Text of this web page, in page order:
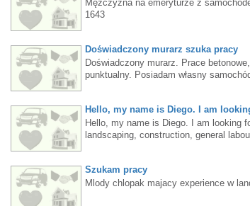
Mężczyzna na emeryturze z
1643
Doświadczony murarz szuka pracy
Doświadczony murarz. Prace
punktualny. Posiadam własny
Hello, my name is Diego. I am
Hello, my name is Diego. I am looking
landscaping, construction, general
Szukam pracy
Mlody chlopak majacy experience w